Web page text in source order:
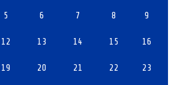
5 6 7 8 9
12 13 14 15 16
19 20 21 22 23